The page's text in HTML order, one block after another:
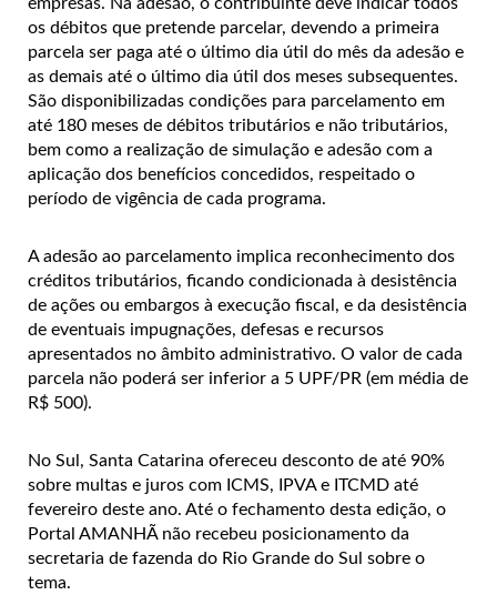
empresas. Na adesão, o contribuinte deve indicar todos
os débitos que pretende parcelar, devendo a primeira
parcela ser paga até o último dia útil do mês da adesão e
as demais até o último dia útil dos meses subsequentes.
São disponibilizadas condições para parcelamento em
até 180 meses de débitos tributários e não tributários,
bem como a realização de simulação e adesão com a
aplicação dos benefícios concedidos, respeitado o
período de vigência de cada programa.
A adesão ao parcelamento implica reconhecimento dos
créditos tributários, ficando condicionada à desistência
de ações ou embargos à execução fiscal, e da desistência
de eventuais impugnações, defesas e recursos
apresentados no âmbito administrativo. O valor de cada
parcela não poderá ser inferior a 5 UPF/PR (em média de
R$ 500).
No Sul, Santa Catarina ofereceu desconto de até 90%
sobre multas e juros com ICMS, IPVA e ITCMD até
fevereiro deste ano. Até o fechamento desta edição, o
Portal AMANHÃ não recebeu posicionamento da
secretaria de fazenda do Rio Grande do Sul sobre o
tema.